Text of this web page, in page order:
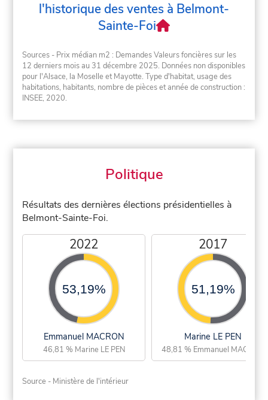
l'historique des ventes à Belmont-
Sainte-Foi
Sources - Prix médian m2 : Demandes Valeurs foncières sur les
12 derniers mois au 31 décembre 2025. Données non disponibles
pour l'Alsace, la Moselle et Mayotte. Type d'habitat, usage des
habitations, habitants, nombre de pièces et année de construction :
INSEE, 2020.
Politique
Résultats des dernières élections présidentielles à
Belmont-Sainte-Foi.
2022
53,19%
Emmanuel MACRON
46,81 % Marine LE PEN
2017
51,19%
Marine LE PEN
48,81 % Emmanuel MACRON
Source - Ministère de l'intérieur